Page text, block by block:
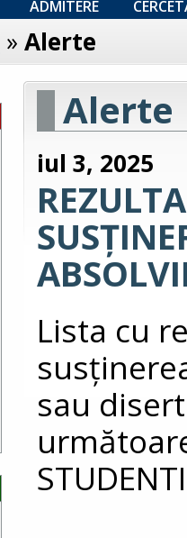
ADMITERE
» Alerte
Alerte
iul 3, 2025
Lista cu
sau